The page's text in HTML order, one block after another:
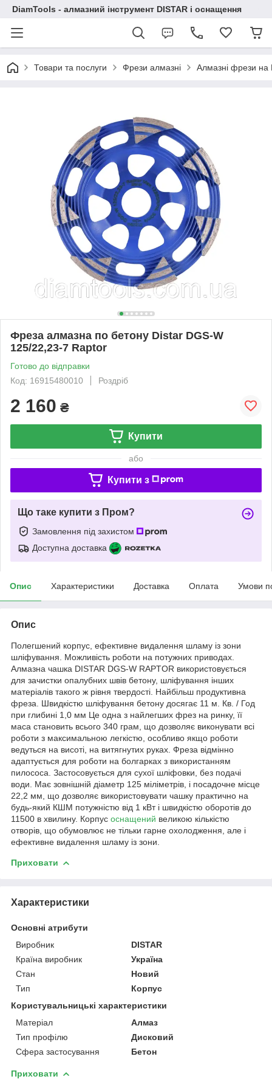
DiamTools - алмазний інструмент DISTAR і оснащення
Товари та послуги Фрези алмазні Алмазні фрези
Фреза алмазна по бетону Distar DGS-W
125/22,23-7 Raptor
Готово до відправки
Код: 16915480010
Роздріб
2 160 ₴
Купити
або
Купити з
Що таке купити з Пром?
Замовлення під захистом
Доступна доставка
Опис Характеристики Доставка Оплата Умови
Опис
Полегшений корпус, ефективне видалення шламу із зони
шліфування. Можливість роботи на потужних приводах.
Алмазна чашка DISTAR DGS-W RAPTOR використовується
для зачистки опалубних швів бетону, шліфування інших
матеріалів такого ж рівня твердості. Найбільш продуктивна
фреза. Швидкістю шліфування бетону досягає 11 м. Кв. / Год
при глибині 1,0 мм Це одна з найлегших фрез на ринку, її
маса становить всього 340 грам, що дозволяє виконувати всі
роботи з максимальною легкістю, особливо якщо роботи
ведуться на висоті, на витягнутих руках. Фреза відмінно
адаптується для роботи на болгарках з використанням
пилососа. Застосовується для сухої шліфовки, без подачі
води. Має зовнішній діаметр 125 міліметрів, і посадочне місце
22,2 мм, що дозволяє використовувати чашку практично на
будь-який КШМ потужністю від 1 кВт і швидкістю оборотів до
11500 в хвилину. Корпус оснащений великою кількістю
отворів, що обумовлює не тільки гарне охолодження, але і
ефективне видалення шламу із зони.
Приховати
Характеристики
Основні атрибути
Виробник
DISTAR
Країна виробник
Україна
Стан
Новий
Тип
Корпус
Користувальницькі характеристики
Матеріал
Алмаз
Тип профілю
Дисковий
Сфера застосування
Бетон
Приховати